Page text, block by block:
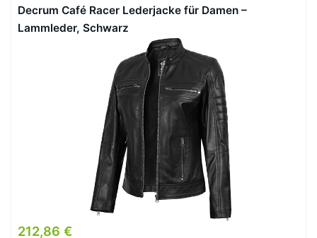
Decrum Café Racer Lederjacke für Damen –
Lammleder, Schwarz
212,86 €